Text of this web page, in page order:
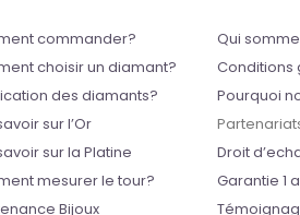
commander?
choisir un diamant?
des diamants?
sur l’Or
sur la Platine
mesurer le tour?
Bijoux
Qui
Conditions
Pourquoi
Droit
Garantie 1